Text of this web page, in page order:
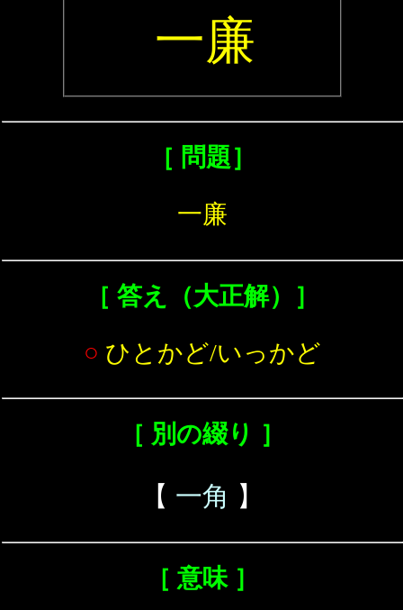
一廉
［ 問題］
一廉
［ 答え（大正解）］
○ ひとかど/いっかど
［ 別の綴り ］
【 一角 】
［ 意味 ］